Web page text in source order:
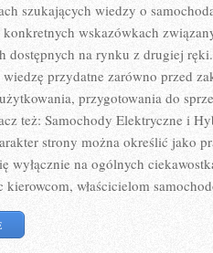
szukających wiedzy o
wskazówkach
dostępnych na rynku z drugiej
przydatne zarówno przed
przygotowania do
też: Samochody Elektryczne i
strony można określić jako
wyłącznie na ogólnych
kierowcom, właścicielom